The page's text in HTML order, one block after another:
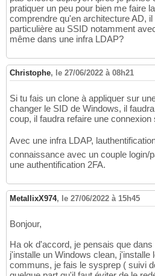
pratiquer un peu pour bien me faire
comprendre qu'en architecture AD,
particulière au SSID notamment
même dans une infra LDAP?
Christophe, le 27/06/2022 à 08h21
Si tu fais un clone à appliquer sur
changer le SID de Windows, il
coup, il faudra refaire une connexion
Avec une infra LDAP,
connaissance avec un couple login/
une authentification 2FA.
MetallixX974, le 27/06/2022 à 15h45
Bonjour,
Ha ok d'accord, je pensais que
j'installe un Windows clean, j'installe
communs, je fais le sysprep ( suivi